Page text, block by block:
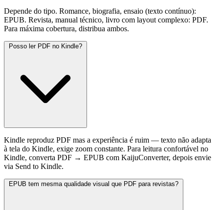
Depende do tipo. Romance, biografia, ensaio (texto contínuo):
EPUB. Revista, manual técnico, livro com layout complexo: PDF.
Para máxima cobertura, distribua ambos.
Posso ler PDF no Kindle?
Kindle reproduz PDF mas a experiência é ruim — texto não adapta
à tela do Kindle, exige zoom constante. Para leitura confortável no
Kindle, converta PDF → EPUB com KaijuConverter, depois envie
via Send to Kindle.
EPUB tem mesma qualidade visual que PDF para revistas?